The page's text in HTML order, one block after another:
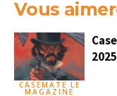
Vous
CASEMATE LE
MAGAZINE
2025